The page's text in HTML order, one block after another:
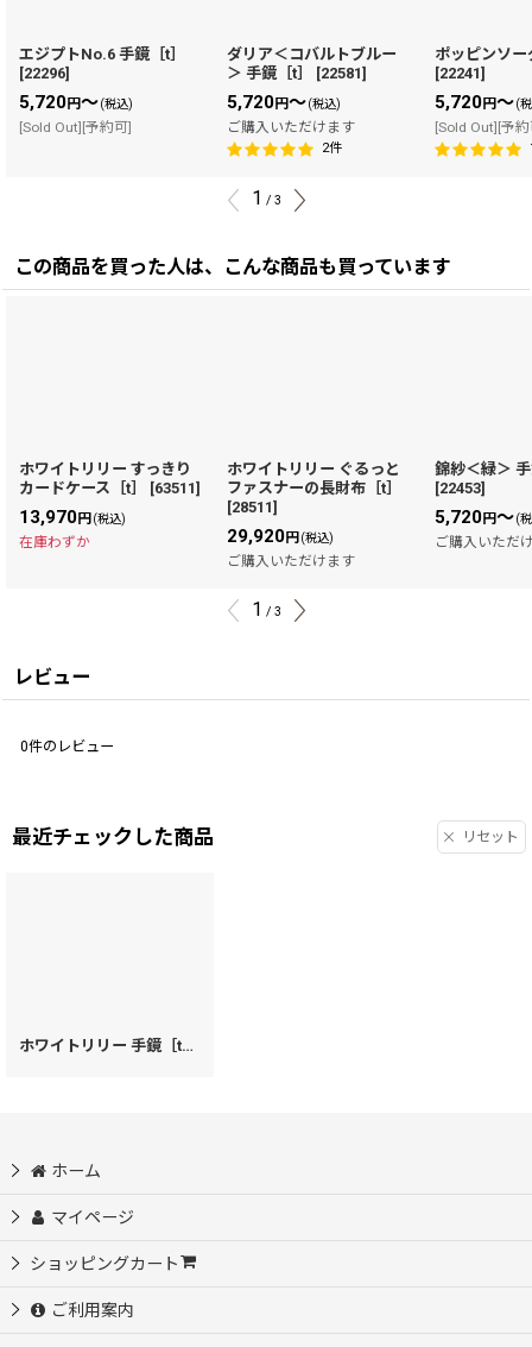
エジプトNo.6 手鏡［t］
[22296]
5,720円～(税込)
[Sold Out][予約可]
ダリア＜コバルトブルー
＞ 手鏡［t］
[22581]
5,720円～(税込)
ご購入いただけます
2件
ポッピンソ
[22241]
5,720円～(
[Sold Out][予
1 / 3
この商品を買った人は、こんな商品も買っています
ホワイトリリー すっきり
カードケース［t］
[63511]
13,970円(税込)
在庫わずか
ホワイトリリー ぐるっと
ファスナーの長財布［t］
[28511]
29,920円(税込)
ご購入いただけます
錦紗＜緑＞
[22453]
5,720円～(
ご購入いただ
1 / 3
レビュー
0件のレビュー
最近チェックした商品 リセット
ホワイトリリー 手鏡［t］
ホーム
マイページ
ショッピングカート
ご利用案内